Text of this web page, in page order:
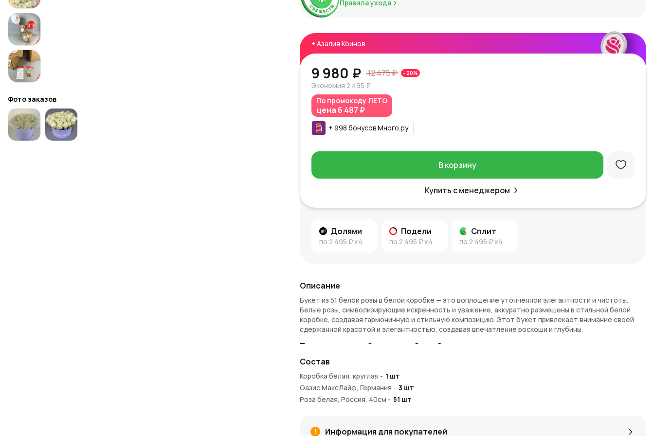
Фото заказов
Правила ухода
+ Азалия Коинов
9 980 ₽ 12 475 ₽ - 20%
Экономия 2 495 ₽
По промокоду ЛЕТО
цена 6 487 ₽
+ 998 бонусовМного.ру
В корзину
Купить с менеджером
Долями
по 2 495 ₽x4
Подели
по 2 495 ₽x4
Сплит
по 2 495 ₽x4
Описание
Букет из 51 белой розы в белой коробке — это воплощение утонченной элегантности и чистоты.
Белые розы, символизирующие искренность и уважение, аккуратно размещены в стильной белой
коробке, создавая гармоничную и стильную композицию. Этот букет привлекает внимание своей
сдержанной красотой и элегантностью, создавая впечатление роскоши и глубины.
Почему стоит выбрать этот букет?
Этот букет из 51 белой розы в белой коробке станет прекрасным подарком для важного события.
Белые розы являются универсальным символом, который можно подарить как близким людям, так и
коллегам, выражая почтение и восхищение. Респектабельность и нейтральность белого цвета
позволяют подарить этот букет в любой ситуации, не рискуя ошибиться.
51 белая роза — символ любви, уважения и чистоты.
Состав
Коробка белая, круглая - 1 шт
Оазис МаксЛайф, Германия - 3 шт
Роза белая, Россия, 40см - 51 шт
Информация для покупателей